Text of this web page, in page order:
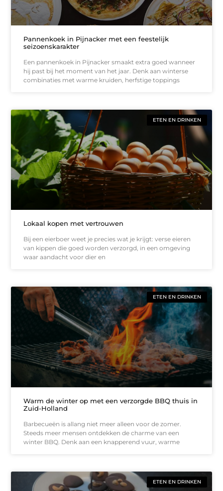
Pannenkoek in Pijnacker met een feestelijk
seizoenskarakter
Een pannenkoek in Pijnacker smaakt extra goed wanneer
hij past bij het moment van het jaar. Denk aan winterse
combinaties met warme kruiden, herfstige toppings
ETEN EN DRINKEN
Lokaal kopen met vertrouwen
Bij een eierboer weet je precies wat je krijgt: verse eieren
van kippen die goed worden verzorgd, in een omgeving
waar aandacht voor dier en
ETEN EN DRINKEN
Warm de winter op met een verzorgde BBQ thuis in
Zuid-Holland
Barbecueën is allang niet meer alleen voor de zomer.
Steeds meer mensen ontdekken de charme van een
winter BBQ. Denk aan een knapperend vuur, warme
ETEN EN DRINKEN